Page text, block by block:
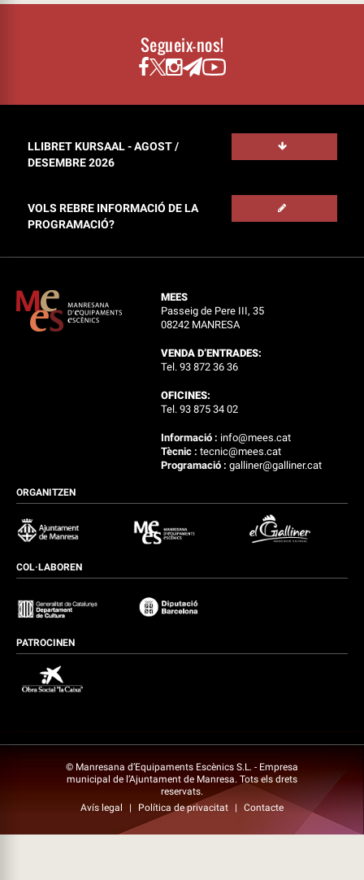
Segueix-nos!
LLIBRET KURSAAL - AGOST /
DESEMBRE 2026
VOLS REBRE INFORMACIÓ DE LA
PROGRAMACIÓ?
MEES
Passeig de Pere III, 35
08242 MANRESA
VENDA D’ENTRADES:
Tel. 93 872 36 36
OFICINES:
Tel. 93 875 34 02
Informació : info@mees.cat
Tècnic :tecnic@mees.cat
Programació :galliner@galliner.cat
ORGANITZEN
COL·LABOREN
PATROCINEN
© Manresana d’Equipaments Escènics S.L. - Empresa
municipal de l’Ajuntament de Manresa. Tots els drets
reservats.
Avís legal
| Política de privacitat | Contacte